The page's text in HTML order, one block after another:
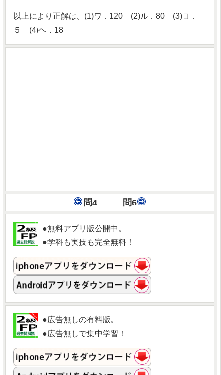
以上により正解は、(1)ワ．120 (2)ル．80 (3)ロ．
５ (4)ヘ．18
問4 問6
●無料アプリ版公開中。
●学科も実技も完全無料！
●広告無しの有料版。
●広告無しで集中学習！